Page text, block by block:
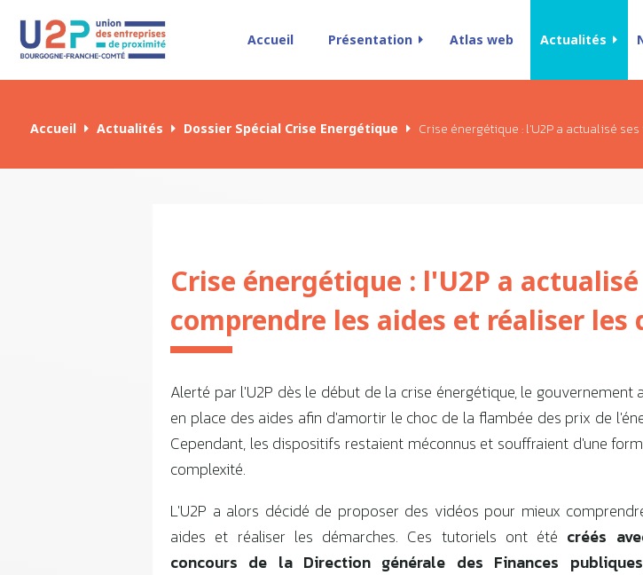
Accueil Présentation Atlas web Actualités
Accueil Actualités Dossier Spécial Crise Energétique Crise énergétique : l'U2P a actualisé
Crise énergétique : l'U2P a
comprendre les aides et réaliser les
Alerté par l'U2P dès le début de la crise énergétique, le gouvernement
en place des aides afin d'amortir le choc de la flambée des prix de
Cependant, les dispositifs restaient méconnus et souffraient d'une
complexité.
L'U2P a alors décidé de proposer des vidéos pour mieux
aides et réaliser les démarches. Ces tutoriels ont été créés
concours de la Direction générale des Finances